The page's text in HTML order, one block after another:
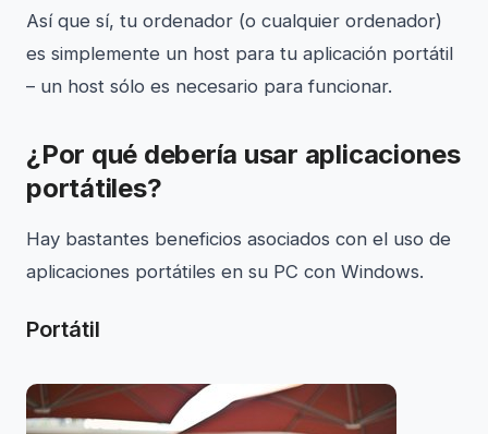
Así que sí, tu ordenador (o cualquier ordenador)
es simplemente un host para tu aplicación portátil
– un host sólo es necesario para funcionar.
¿Por qué debería usar aplicaciones
portátiles?
Hay bastantes beneficios asociados con el uso de
aplicaciones portátiles en su PC con Windows.
Portátil